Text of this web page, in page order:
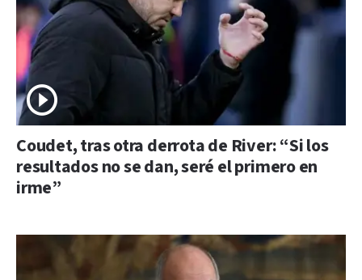
Coudet, tras otra derrota de River: “Si los
resultados no se dan, seré el primero en
irme”